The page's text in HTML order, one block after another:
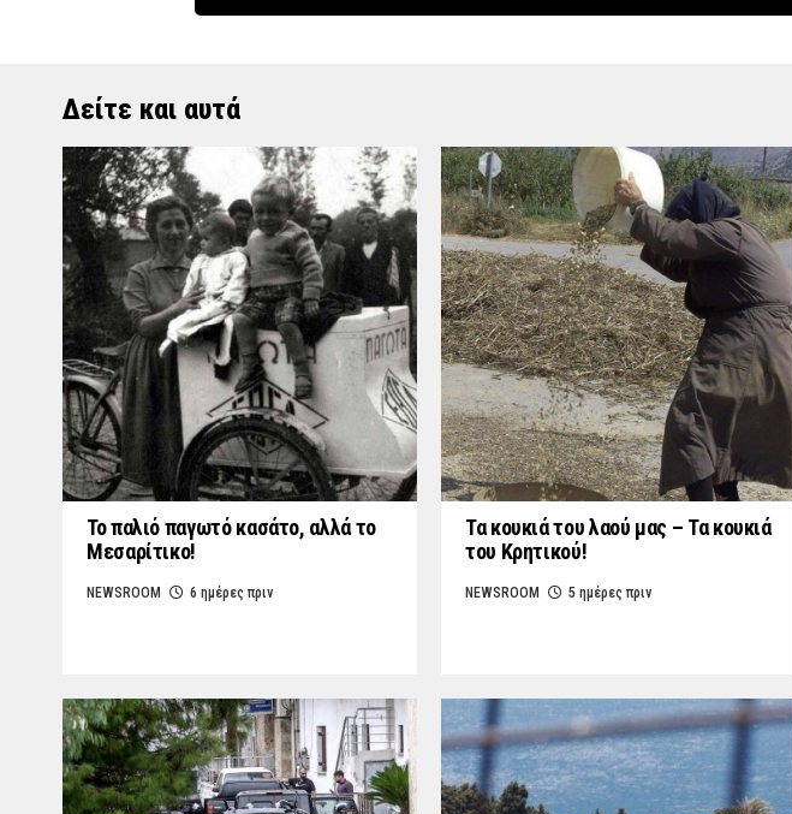
Δείτε και αυτά
Το παλιό παγωτό κασάτο, αλλά το
Μεσαρίτικο!
NEWSROOM 6 ημέρες πριν
Τα κουκιά του λαού μας – Τα κουκιά
του Κρητικού!
NEWSROOM 5 ημέρες πριν